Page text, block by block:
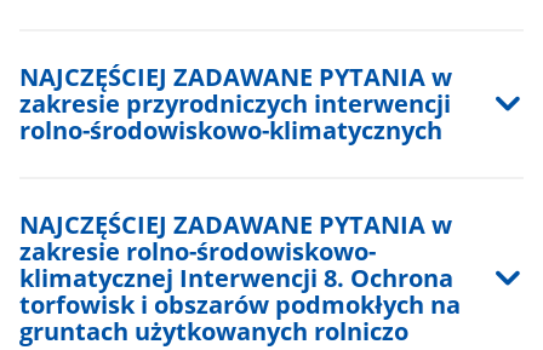
NAJCZĘŚCIEJ ZADAWANE PYTANIA w
zakresie przyrodniczych interwencji
rolno-środowiskowo-klimatycznych
NAJCZĘŚCIEJ ZADAWANE PYTANIA w
zakresie rolno-środowiskowo-
klimatycznej Interwencji 8. Ochrona
torfowisk i obszarów podmokłych na
gruntach użytkowanych rolniczo